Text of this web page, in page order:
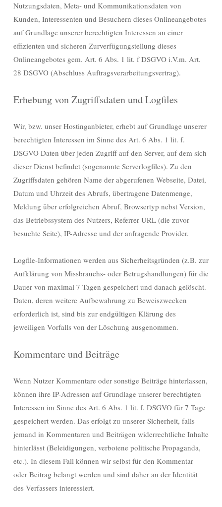
Nutzungsdaten, Meta- und Kommunikationsdaten von
Kunden, Interessenten und Besuchern dieses Onlineangebotes
auf Grundlage unserer berechtigten Interessen an einer
effizienten und sicheren Zurverfügungstellung dieses
Onlineangebotes gem. Art. 6 Abs. 1 lit. f DSGVO i.V.m. Art.
28 DSGVO (Abschluss Auftragsverarbeitungsvertrag).
Erhebung von Zugriffsdaten und Logfiles
Wir, bzw. unser Hostinganbieter, erhebt auf Grundlage unserer
berechtigten Interessen im Sinne des Art. 6 Abs. 1 lit. f.
DSGVO Daten über jeden Zugriff auf den Server, auf dem sich
dieser Dienst befindet (sogenannte Serverlogfiles). Zu den
Zugriffsdaten gehören Name der abgerufenen Webseite, Datei,
Datum und Uhrzeit des Abrufs, übertragene Datenmenge,
Meldung über erfolgreichen Abruf, Browsertyp nebst Version,
das Betriebssystem des Nutzers, Referrer URL (die zuvor
besuchte Seite), IP-Adresse und der anfragende Provider.
Logfile-Informationen werden aus Sicherheitsgründen (z.B. zur
Aufklärung von Missbrauchs- oder Betrugshandlungen) für die
Dauer von maximal 7 Tagen gespeichert und danach gelöscht.
Daten, deren weitere Aufbewahrung zu Beweiszwecken
erforderlich ist, sind bis zur endgültigen Klärung des
jeweiligen Vorfalls von der Löschung ausgenommen.
Kommentare und Beiträge
Wenn Nutzer Kommentare oder sonstige Beiträge hinterlassen,
können ihre IP-Adressen auf Grundlage unserer berechtigten
Interessen im Sinne des Art. 6 Abs. 1 lit. f. DSGVO für 7 Tage
gespeichert werden. Das erfolgt zu unserer Sicherheit, falls
jemand in Kommentaren und Beiträgen widerrechtliche Inhalte
hinterlässt (Beleidigungen, verbotene politische Propaganda,
etc.). In diesem Fall können wir selbst für den Kommentar
oder Beitrag belangt werden und sind daher an der Identität
des Verfassers interessiert.